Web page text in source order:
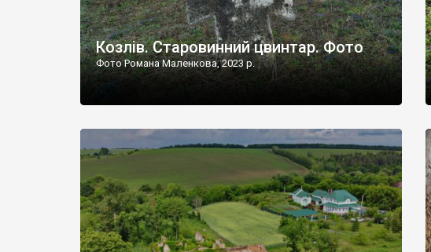
Козлів. Старовинний цвинтар. Фото
Фото Романа Маленкова, 2023 р.